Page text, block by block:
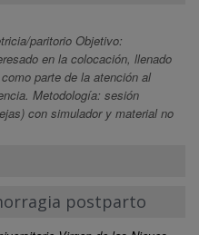
paritorio Objetivo:
en la colocación, llenado
parte de la atención al
Metodología: sesión
con simulador y material no
postparto